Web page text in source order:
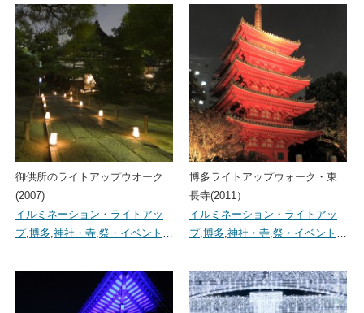
御供所のライトアップウオーク
(2007)
イルミネーション・ライトアッ
プ,博多,神社・寺,祭・イベント …
博多ライトアップウォーク・東
長寺(2011）
イルミネーション・ライトアッ
プ,博多,神社・寺,祭・イベント …